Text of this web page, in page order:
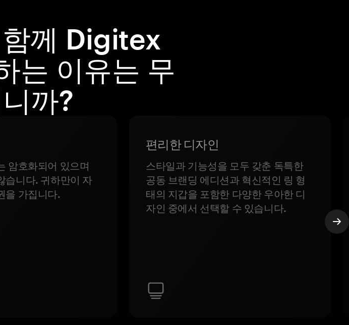
께 Digitex
는 이유는 무
까?
암호화되어 있으며
습니다. 귀하만이 자
을 가집니다.
편리한 디자인
스타일과 기능성을 모두 갖춘 독특한
공동 브랜딩 에디션과 혁신적인 링 형
태의 지갑을 포함한 다양한 우아한 디
자인 중에서 선택할 수 있습니다.